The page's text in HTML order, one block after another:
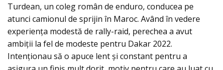
Turdean, un coleg român de enduro, conducea pe
atunci camionul de sprijin în Maroc. Având în vedere
experiența modestă de rally-raid, perechea a avut
ambiții la fel de modeste pentru Dakar 2022.
Intenționau să o apuce lent și constant pentru a